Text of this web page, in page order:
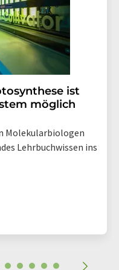
ist
möglich
Molekularbiologen
Lehrbuchwissen ins